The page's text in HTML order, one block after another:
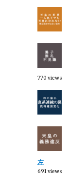
770 views
左
691 views